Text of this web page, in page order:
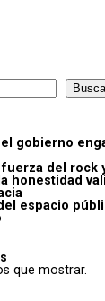
gobierno
del rock
honestidad
espacio
que mostrar.